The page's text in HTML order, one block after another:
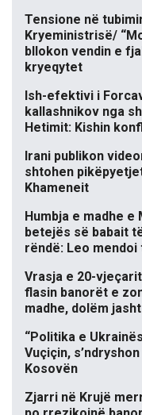
Tensione në
Kryeministrisë/
bllokon vendin e
kryeqytet
Ish-efektivi i
kallashnikov nga
Hetimit: Kishin
Irani publikon
shtohen
Khameneit
Humbja e madhe
betejës së babait
rëndë: Leo
Vrasja e 20-
flasin banorët e
madhe, dolëm
“Politika e
Vuçiçin,
Kosovën
Zjarri në Krujë